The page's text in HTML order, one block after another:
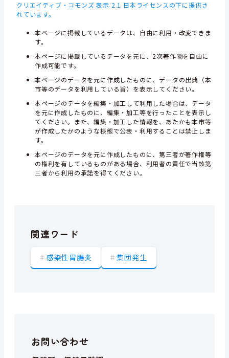
クリエイティブ・コモンズ 表示 2.1 日本ライセンスの下に提供さ
れています。
本ページに掲載しているデータは、自由に利用・改変できま
す。
本ページに掲載しているデータを元に、2次著作物を自由に
作成可能です。
本ページのデータを元に作成したものに、データの出典（本
市等のデータを利用している旨）を表示してください。
本ページのデータを編集・加工して利用した場合は、データ
を元に作成したものに、編集・加工等を行ったことを表示し
てください。また、編集・加工した情報を、あたかも本市等
が作成したかのような様態で公表・利用することは禁止しま
す。
本ページのデータを元に作成したものに、第三者が著作権等
の権利を有しているものがある場合、利用者の責任で当該第
三者から利用の承諾を得てください。
関連ワード
感染性胃腸炎 集団発生
お問い合わせ